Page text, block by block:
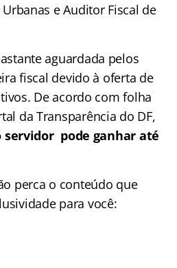
e Auditor Fiscal de
aguardada pelos
fiscal devido à oferta de
De acordo com folha
da Transparência do DF,
servidor pode ganhar até
perca o conteúdo que
para você: